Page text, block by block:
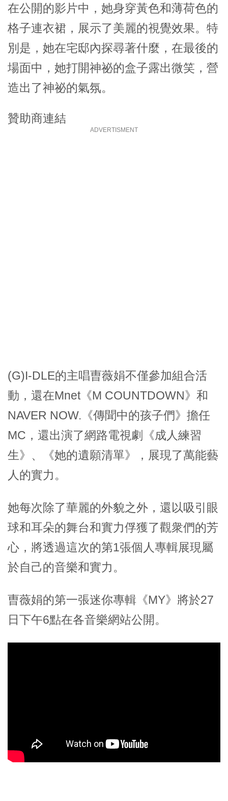
在公開的影片中，她身穿黃色和薄荷色的
格子連衣裙，展示了美麗的視覺效果。特
別是，她在宅邸內探尋著什麼，在最後的
場面中，她打開神祕的盒子露出微笑，營
造出了神祕的氣氛。
贊助商連結
ADVERTISMENT
(G)I-DLE的主唱曺薇娟不僅參加組合活
動，還在Mnet《M COUNTDOWN》和
NAVER NOW.《傳聞中的孩子們》擔任
MC，還出演了網路電視劇《成人練習
生》、《她的遺願清單》，展現了萬能藝
人的實力。
她每次除了華麗的外貌之外，還以吸引眼
球和耳朵的舞台和實力俘獲了觀衆們的芳
心，將透過這次的第1張個人專輯展現屬
於自己的音樂和實力。
曺薇娟的第一張迷你專輯《MY》將於27
日下午6點在各音樂網站公開。